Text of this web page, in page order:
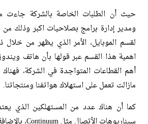
حيث أن الطلبات الخاصة بالشركة جاءت
ومدير إدارة برامج بصلاحيات اكبر وذلك من
لقسم الموبايل، الأمر الذي يظهر من
اهمية هذا القسم عبر قولها بأن هاتف
أهم القطاعات المتواجدة في الشركة،
مازالت تعمل على استهلاك هواتفنا ومنتجاتنا.
كما أن هناك عدد من المستهلكين الذي